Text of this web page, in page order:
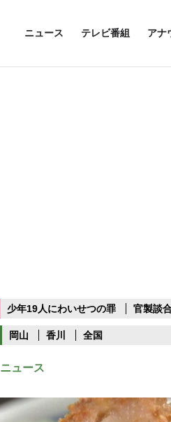
ニュース テレビ番組 アナ
少年19人にわいせつの罪 官製談
岡山 香川 全国
ニュース